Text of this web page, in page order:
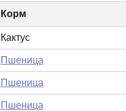
Корм
Кактус
Пшеница
Пшеница
Пшеница